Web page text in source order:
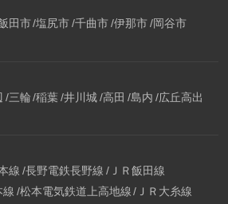
田市 塩尻市 千曲市 伊那市 岡谷市
三輪 稲葉 井川城 高田 島内 広丘高出
線 長野電鉄長野線 ＪＲ飯田線
線 松本電気鉄道上高地線
ＪＲ大糸線